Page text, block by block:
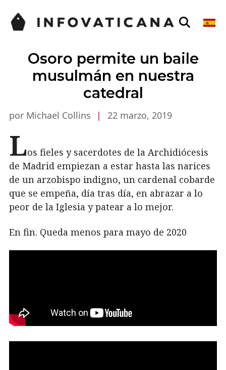
Osoro permite un baile
musulmán en nuestra
catedral
por Michael Collins | 22 marzo, 2019
Los fieles y sacerdotes de la Archidiócesis
de Madrid empiezan a estar hasta las narices
de un arzobispo indigno, un cardenal cobarde
que se empeña, día tras día, en abrazar a lo
peor de la Iglesia y patear a lo mejor.
En fin. Queda menos para mayo de 2020